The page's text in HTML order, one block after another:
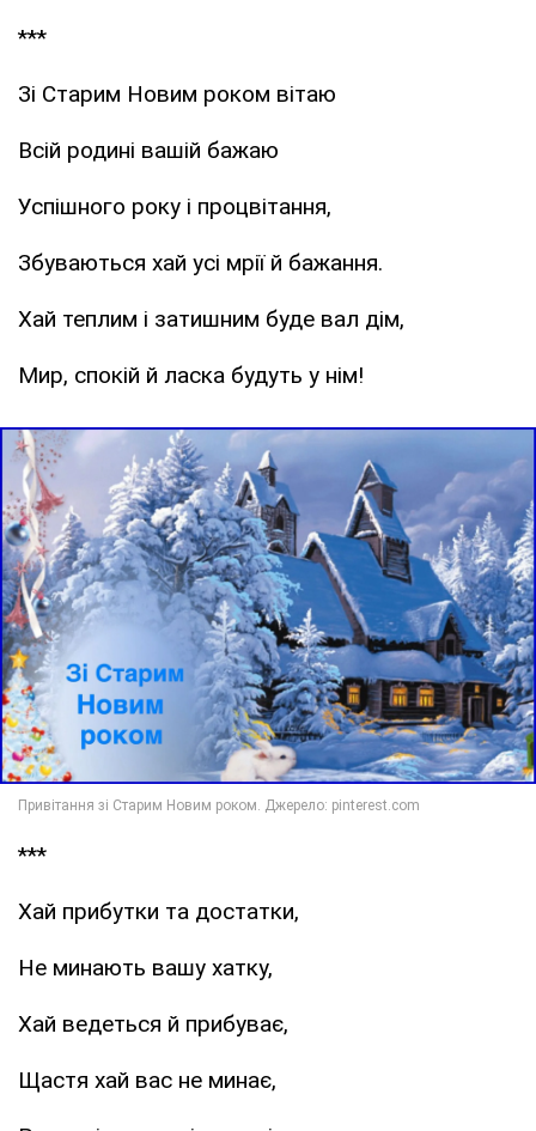
***
Зі Старим Новим роком вітаю
Всій родині вашій бажаю
Успішного року і процвітання,
Збуваються хай усі мрії й бажання.
Хай теплим і затишним буде вал дім,
Мир, спокій й ласка будуть у нім!
***
Хай прибутки та достатки,
Не минають вашу хатку,
Хай ведеться й прибуває,
Щастя хай вас не минає,